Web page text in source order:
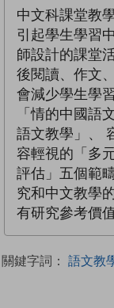
中文科課堂教
引起學生學習
師設計的課堂
後閱讀、作文
會減少學生學
「情的中國語
語文教學」、
容輕視的「多
評估」五個範
究和中文教學
有研究參考價值
關鍵字詞： 語文教